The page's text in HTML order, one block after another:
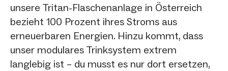
unsere Tritan-Flaschenanlage in Österreich
bezieht 100 Prozent ihres Stroms aus
erneuerbaren Energien. Hinzu kommt, dass
unser modulares Trinksystem extrem
langlebig ist – du musst es nur dort ersetzen,